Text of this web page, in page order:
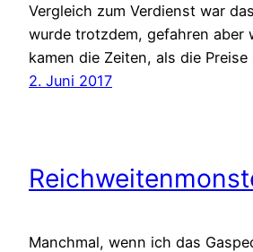
Vergleich zum Verdienst war
wurde trotzdem, gefahren aber
kamen die Zeiten, als die
2. Juni 2017
Manchmal, wenn ich das